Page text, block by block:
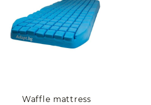
Waffle mattress